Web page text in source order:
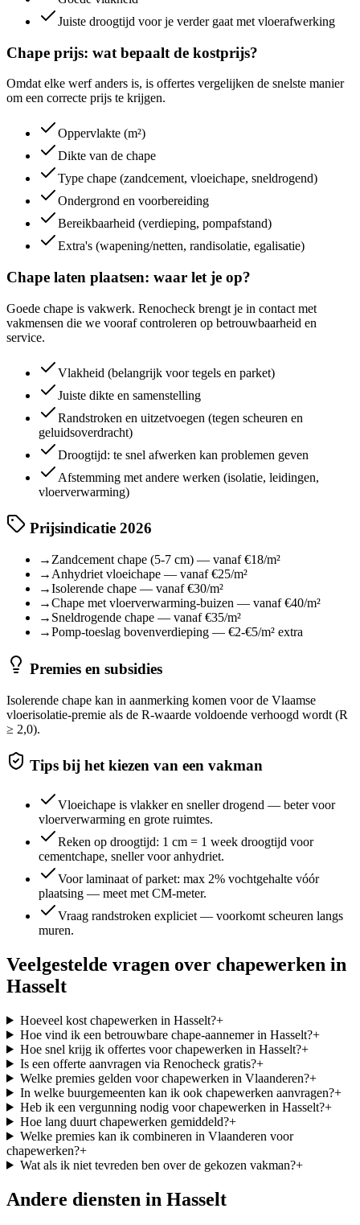
Juiste droogtijd voor je verder gaat met vloerafwerking
Chape prijs: wat bepaalt de kostprijs?
Omdat elke werf anders is, is offertes vergelijken de snelste manier
om een correcte prijs te krijgen.
Oppervlakte (m²)
Dikte van de chape
Type chape (zandcement, vloeichape, sneldrogend)
Ondergrond en voorbereiding
Bereikbaarheid (verdieping, pompafstand)
Extra's (wapening/netten, randisolatie, egalisatie)
Chape laten plaatsen: waar let je op?
Goede chape is vakwerk. Renocheck brengt je in contact met
vakmensen die we vooraf controleren op betrouwbaarheid en
service.
Vlakheid (belangrijk voor tegels en parket)
Juiste dikte en samenstelling
Randstroken en uitzetvoegen (tegen scheuren en
geluidsoverdracht)
Droogtijd: te snel afwerken kan problemen geven
Afstemming met andere werken (isolatie, leidingen,
vloerverwarming)
Prijsindicatie 2026
→ Zandcement chape (5-7 cm) — vanaf €18/m²
→ Anhydriet vloeichape — vanaf €25/m²
→Isolerende chape — vanaf €30/m²
→Chape met vloerverwarming-buizen — vanaf €40/m²
→ Sneldrogende chape — vanaf €35/m²
→Pomp-toeslag bovenverdieping — €2-€5/m² extra
Premies en subsidies
Isolerende chape kan in aanmerking komen voor de Vlaamse
vloerisolatie-premie als de R-waarde voldoende verhoogd wordt (R
≥ 2,0).
Tips bij het kiezen van een vakman
Vloeichape is vlakker en sneller drogend — beter voor
vloerverwarming en grote ruimtes.
Reken op droogtijd: 1 cm = 1 week droogtijd voor
cementchape, sneller voor anhydriet.
Voor laminaat of parket: max 2% vochtgehalte vóór
plaatsing — meet met CM-meter.
Vraag randstroken expliciet — voorkomt scheuren langs
muren.
Veelgestelde vragen over chapewerken in
Hasselt
Hoeveel kost chapewerken in Hasselt?+
Hoe vind ik een betrouwbare chape-aannemer in Hasselt?+
Hoe snel krijg ik offertes voor chapewerken in Hasselt?+
Is een offerte aanvragen via Renocheck gratis?+
Welke premies gelden voor chapewerken in Vlaanderen?+
In welke buurgemeenten kan ik ook chapewerken aanvragen?+
Heb ik een vergunning nodig voor chapewerken in Hasselt?+
Hoe lang duurt chapewerken gemiddeld?+
Welke premies kan ik combineren in Vlaanderen voor
chapewerken?+
Wat als ik niet tevreden ben over de gekozen vakman?+
Andere diensten in Hasselt